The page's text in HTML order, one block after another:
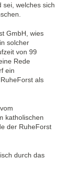
sei, welches sich
GmbH, wies
solcher
von 99
Rede
ein
als
katholischen
der RuheForst
durch das